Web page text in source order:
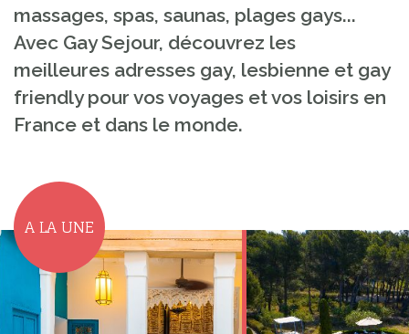
massages, spas, saunas, plages gays...
Avec Gay Sejour, découvrez les
meilleures adresses gay, lesbienne et gay
friendly pour vos voyages et vos loisirs en
France et dans le monde.
A LA UNE